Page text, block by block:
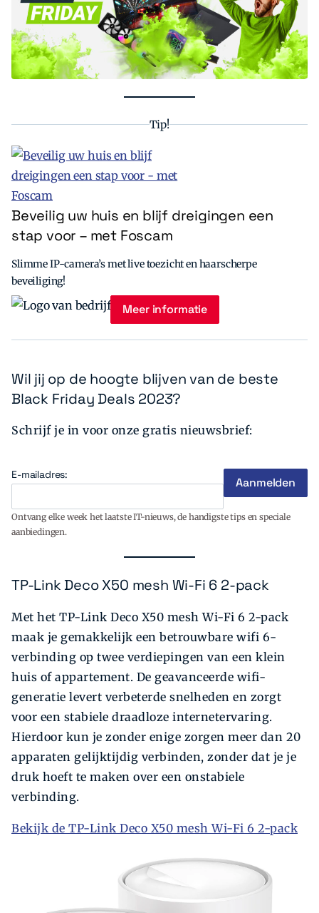
Tip!
Beveilig uw huis en blijf dreigingen een
stap voor – met Foscam
Slimme IP-camera’s met live toezicht en haarscherpe
beveiliging!
Meer informatie
Wil jij op de hoogte blijven van de beste
Black Friday Deals 2023?
Schrijf je in voor onze gratis nieuwsbrief:
E-mailadres:
Ontvang elke week het laatste IT-nieuws, de handigste tips en speciale
aanbiedingen.
TP-Link Deco X50 mesh Wi-Fi 6 2-pack
Met het TP-Link Deco X50 mesh Wi-Fi 6 2-pack
maak je gemakkelijk een betrouwbare wifi 6-
verbinding op twee verdiepingen van een klein
huis of appartement. De geavanceerde wifi-
generatie levert verbeterde snelheden en zorgt
voor een stabiele draadloze internetervaring.
Hierdoor kun je zonder enige zorgen meer dan 20
apparaten gelijktijdig verbinden, zonder dat je je
druk hoeft te maken over een onstabiele
verbinding.
Bekijk de TP-Link Deco X50 mesh Wi-Fi 6 2-pack